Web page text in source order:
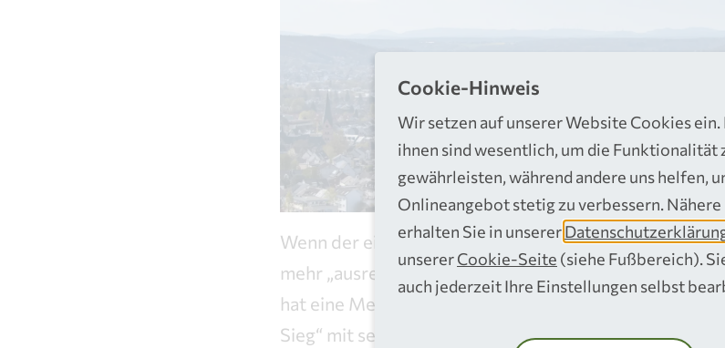
Wenn der eigene Garten, die Terrasse oder der
mehr „ausreichen“, lohnt sich ein Blick ins nähere
hat eine Menge für Wanderbegeisterte zu bieten.
Sieg“ mit seinen 200 Kilometer langen Wanderwegen
Cookie-Hinweis
Wir setzen auf unserer Website Cookies ein.
ihnen sind wesentlich, um die Funktionalität
gewährleisten, während andere uns helfen,
Onlineangebot stetig zu verbessern.
erhalten Sie in unserer
unsererCookie-Seite (siehe Fußbereich).
auch jederzeit Ihre Einstellungen selbst